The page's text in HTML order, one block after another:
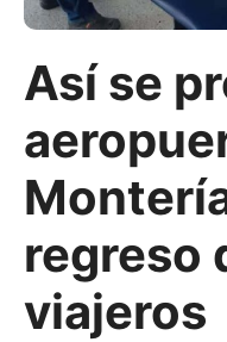
Así se
regreso
viajeros